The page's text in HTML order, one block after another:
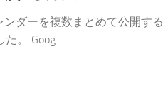
ンダーを複数まとめて公開する
。 Goog...